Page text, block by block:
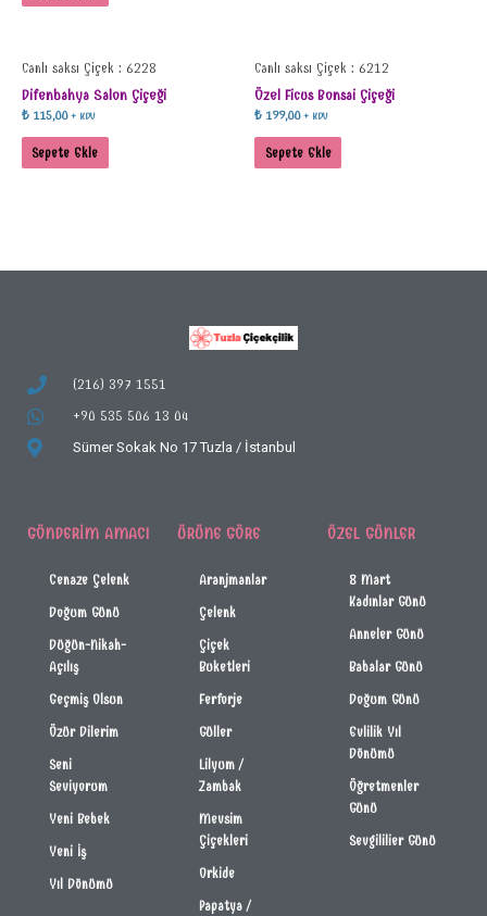
Canlı saksı Çiçek : 6228
Difenbahya Salon Çiçeği
₺115,00 + KDV
Sepete Ekle
Canlı saksı Çiçek : 6212
Özel Ficus Bonsai Çiçeği
₺ 199,00 + KDV
Sepete Ekle
(216) 397 1551
+90 535 506 13 04
Sümer Sokak No 17 Tuzla / İstanbul
GÖNDERIM AMACI
Cenaze Çelenk
Doğum Günü
Düğün-Nikah-
Açılış
Geçmiş Olsun
Özür Dilerim
Seni
Seviyorum
Yeni Bebek
Yeni İş
Yıl Dönümü
ÜRÜNE GÖRE
Aranjmanlar
Çelenk
Çiçek
Buketleri
Ferforje
Güller
Lilyum /
Zambak
Mevsim
Çiçekleri
Orkide
Papatya /
ÖZEL GÜNLER
8 Mart
Kadınlar Günü
Anneler Günü
Babalar Günü
Doğum Günü
Evlilik Yıl
Dönümü
Öğretmenler
Günü
Sevgililier Günü